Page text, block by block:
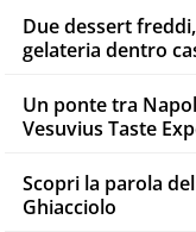
Due dessert
gelateria dentro
Un ponte tra
Vesuvius Taste
Scopri la parola
Ghiacciolo